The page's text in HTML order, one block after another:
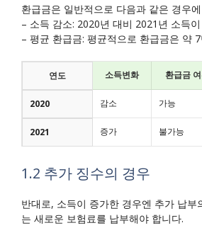
환급금은 일반적으로 다음과 같은 경우
– 소득 감소: 2020년 대비 2021년 소득
– 평균 환급금: 평균적으로 환급금은 약
연도 소득변화 환급금
2020 감소 가능
2021 증가 불가능
1.2 추가 징수의 경우
반대로, 소득이 증가한 경우엔 추가 납부
는 새로운 보험료를 납부해야 합니다.